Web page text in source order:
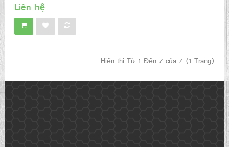
Liên hệ
Hiển thị Từ 1 Đến 7 của 7 (1 Trang)